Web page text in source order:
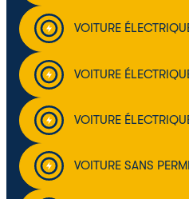
VOITURE
VOITURE
VOITURE
VOITURE SANS